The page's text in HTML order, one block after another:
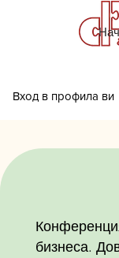
Вход в профила ви
бизнеса.